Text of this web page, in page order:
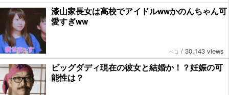
漆山家長女は高校でアイドルwwかのんちゃん可
愛すぎww
ペコ / 30,143 views
ビッグダディ現在の彼女と結婚か！？妊娠の可
能性は？